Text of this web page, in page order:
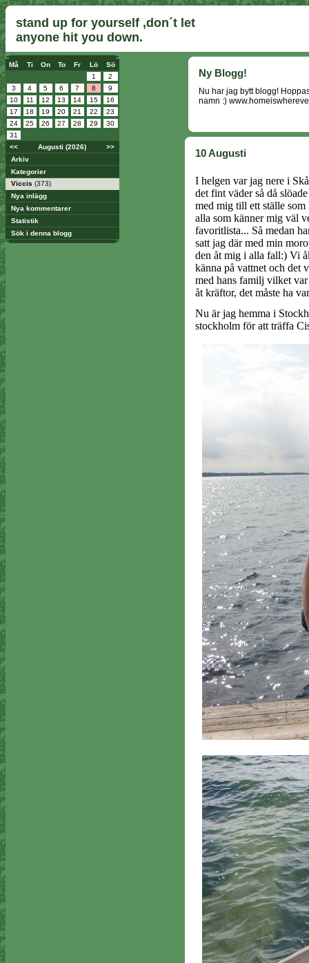
stand up for yourself ,don´t let
anyone hit you down.
Må Ti On To Fr Lö
Sö
1
2
3
4 5 6 7 8
9
10
11 12 13 14 15
16
17
18 19 20 21 22
23
24
25 26 27 28 29
30
31
<<
Augusti (2026)
>>
Arkiv
Kategorier
Viccis (373)
Nya inlägg
Nya kommentarer
Statistik
Sök i denna blogg
Ny Blogg!
Nu har jag bytt blogg!
namn :)
10 Augusti
I helgen var jag nere i
det fint väder så då
med mig till ett ställe som
alla som känner mig väl
favoritlista... Så medan
satt jag där med min
den åt mig i alla fall:) Vi
känna på vattnet och det
med hans familj vilket
åt kräftor, det måste ha
Nu är jag hemma i
stockholm för att träffa